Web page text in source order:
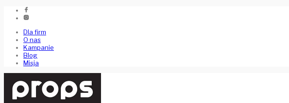
Dla firm
O nas
Kampanie
Blog
Misja